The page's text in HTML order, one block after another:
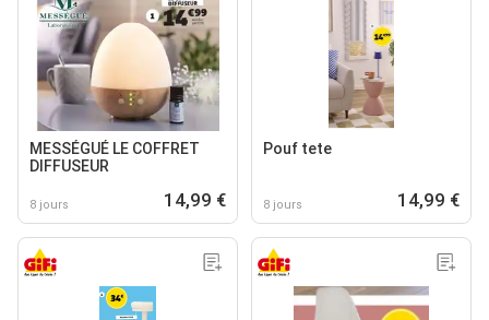
MESSÉGUÉ LE COFFRET
DIFFUSEUR
8 jours 14,99 €
Pouf tete
8 jours 14,99 €